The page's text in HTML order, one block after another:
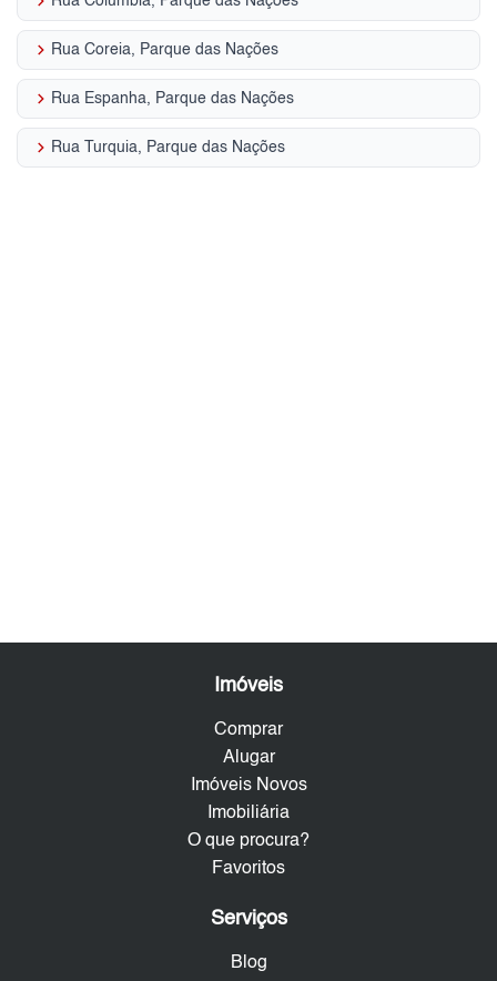
keyboard_arrow_right Rua Coreia, Parque das Nações
keyboard_arrow_right Rua Espanha, Parque das Nações
keyboard_arrow_right Rua Turquia, Parque das Nações
Imóveis
Comprar
Alugar
Imóveis Novos
Imobiliária
O que procura?
Favoritos
Serviços
Blog